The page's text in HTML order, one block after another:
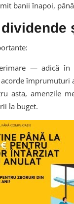
banii înapoi,
— adică
împrumuturi
asta, amenzile
la buget.